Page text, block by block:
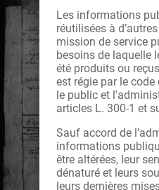
Les informations
réutilisées à
mission de service
besoins de laquelle
été produits ou
est régie par le
le public et
articles L. 300-1 et
Sauf accord de
informations
être altérées, leur
dénaturé et leurs
leurs dernières